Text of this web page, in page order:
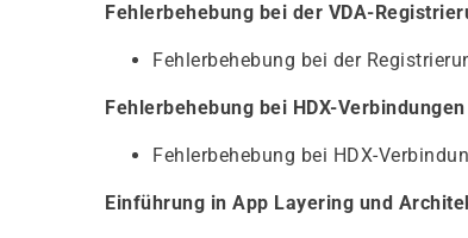
Fehlerbehebung bei der VDA-
Fehlerbehebung bei der
Fehlerbehebung bei HDX-Verbindungen
Fehlerbehebung bei HDX-
Einführung in App Layering und